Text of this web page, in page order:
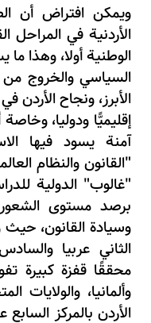
ويمكن افتراض أن
الأردنية في المراحل
الوطنية أولا، وهذا
السياسي والخروج من
الأبرز، ونجاح الأردن
إقليميًّا ودوليا،
آمنة يسود فيها
"غالوب" الدولية
برصد مستوى الشعور
وسيادة القانون،
الثاني عربيا
محققًا قفزة كبيرة
وألمانيا،